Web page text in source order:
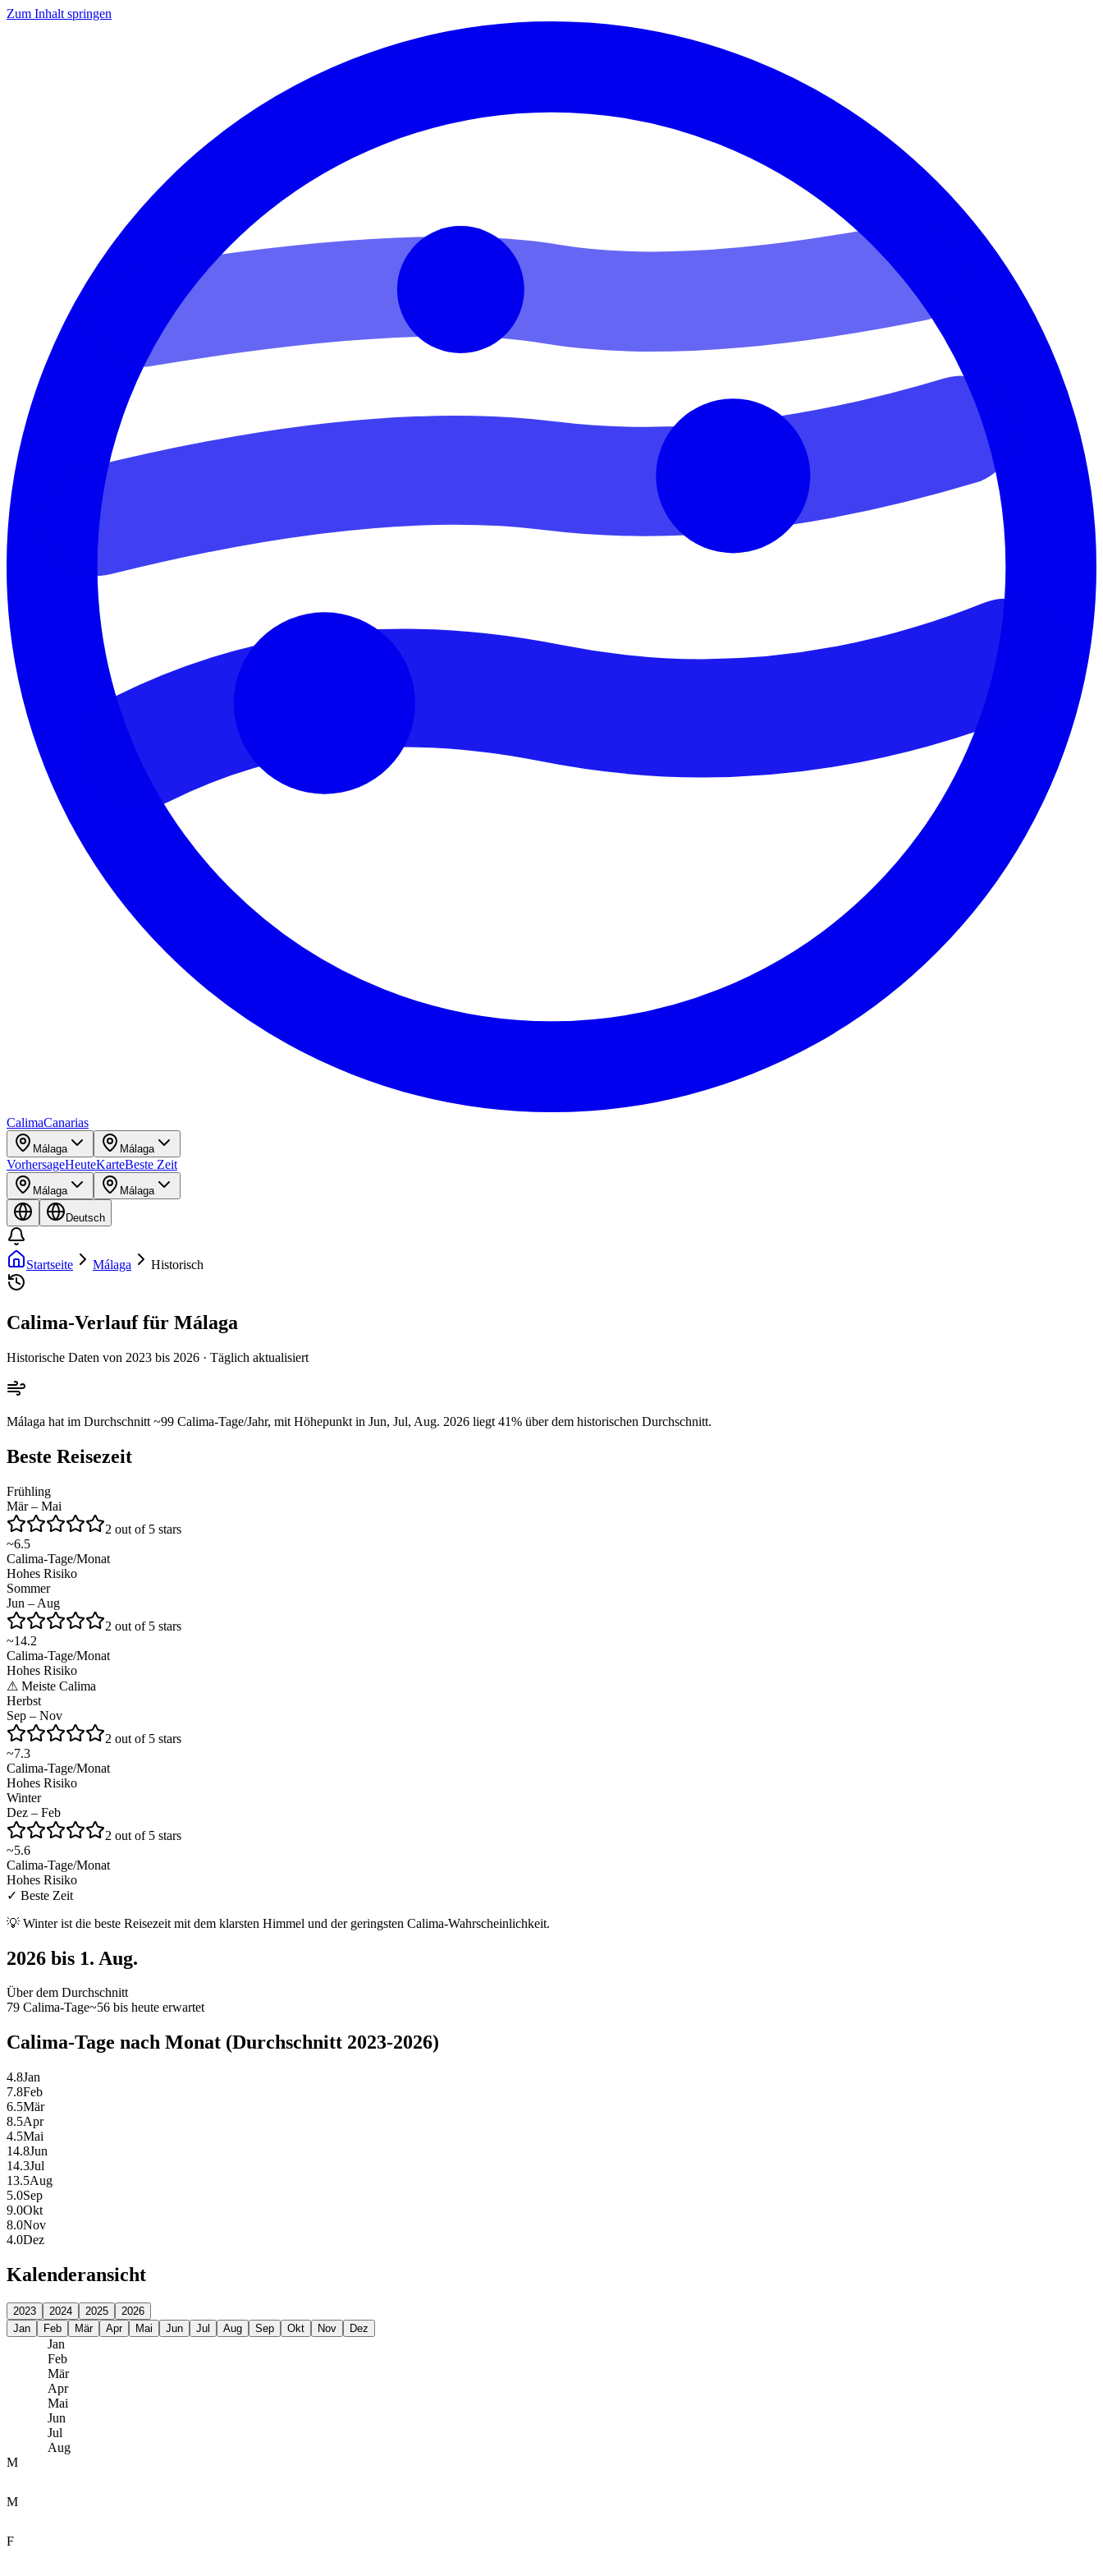
Zum Inhalt springen
CalimaCanarias
Málaga Málaga
VorhersageHeuteKarteBeste Zeit
Málaga Málaga
Deutsch
Startseite Málaga Historisch
Calima-Verlauf für Málaga
Historische Daten von 2023 bis 2026 · Täglich aktualisiert
Málaga hat im Durchschnitt ~99 Calima-Tage/Jahr, mit Höhepunkt in Jun, Jul, Aug. 2026 liegt 41% über dem historischen Durchschnitt.
Beste Reisezeit
Frühling
Mär – Mai
2 out of 5 stars
~6.5
Calima-Tage/Monat
Hohes Risiko
Sommer
Jun – Aug
2 out of 5 stars
~14.2
Calima-Tage/Monat
Hohes Risiko
⚠ Meiste Calima
Herbst
Sep – Nov
2 out of 5 stars
~7.3
Calima-Tage/Monat
Hohes Risiko
Winter
Dez – Feb
2 out of 5 stars
~5.6
Calima-Tage/Monat
Hohes Risiko
✓ Beste Zeit
💡 Winter ist die beste Reisezeit mit dem klarsten Himmel und der geringsten Calima-Wahrscheinlichkeit.
2026 bis 1. Aug.
Über dem Durchschnitt
79 Calima-Tage~56 bis heute erwartet
Calima-Tage nach Monat (Durchschnitt 2023-2026)
4.8Jan
7.8Feb
6.5Mär
8.5Apr
4.5Mai
14.8Jun
14.3Jul
13.5Aug
5.0Sep
9.0Okt
8.0Nov
4.0Dez
Kalenderansicht
2023 2024 2025
2026
Jan
Feb Mär Apr Mai Jun Jul Aug Sep Okt Nov Dez
Jan
Feb
Mär
Apr
Mai
Jun
Jul
Aug
M
M
F